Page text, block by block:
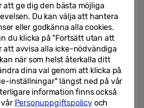
att ge dig den bästa möjliga
Du kan välja att hantera
eller godkänna alla cookies.
du klicka på "Fortsätt utan att
att avvisa alla icke-nödvändiga
när som helst återkalla ditt
dina val genom att klicka på
inställningar" längst ned på vår
information finns också
Personuppgiftspolicyoch